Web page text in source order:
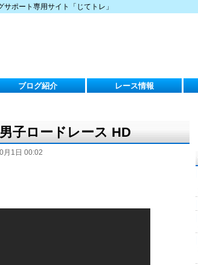
サポート専用サイト「じてトレ」
ブログ紹介 レース情報
子ロードレース HD
月1日 00:02